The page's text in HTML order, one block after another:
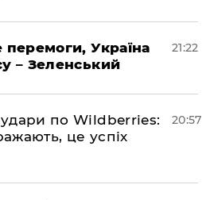
перемоги, Україна
– Зеленський
21:22
по Wildberries:
це успіх
20:57